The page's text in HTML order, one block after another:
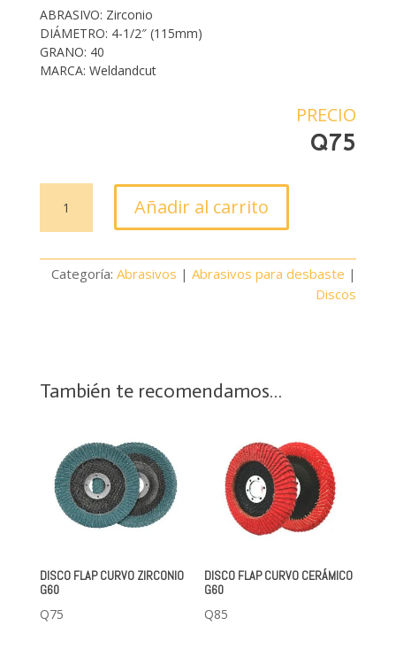
ABRASIVO: Zirconio
DIÁMETRO: 4-1/2″ (115mm)
GRANO: 40
MARCA: Weldandcut
PRECIO
Q75
curvo
G40
Añadir al carrito
Categoría:Abrasivos |Abrasivos para desbaste |
Discos
También te recomendamos…
DISCO FLAP CURVO ZIRCONIO
G60
Q75
DISCO FLAP CURVO CERÁMICO
G60
Q85